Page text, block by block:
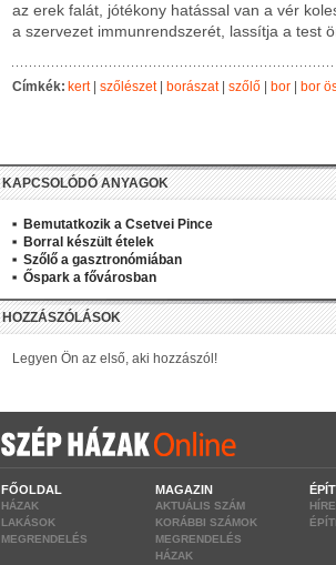
az erek falát, jótékony hatással van a vér
a szervezet immunrendszerét, lassítja a test
Címkék: kert| szőlészet| borászat| szőlő bor bor
KAPCSOLÓDÓ ANYAGOK
Bemutatkozik a Csetvei Pince
Borral készült ételek
Szőlő a gasztronómiában
Őspark a fővárosban
FŐOLDAL
HÁZAK
LAKÁSOK
MEGRENDELÉS
MAGAZIN
AKTUÁLIS SZÁM
KORÁBBI SZÁMOK
MEGRENDELÉS
HÁZAK